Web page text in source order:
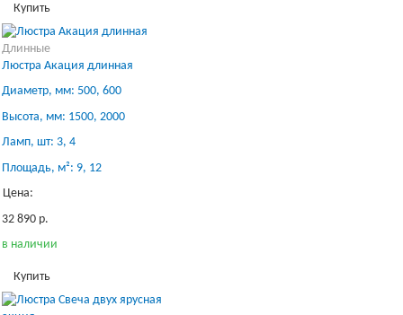
Купить
Длинные
Люстра Акация длинная
Диаметр, мм: 500, 600
Высота, мм: 1500, 2000
Ламп, шт: 3, 4
Площадь, м²: 9, 12
Цена:
32 890 р.
в наличии
Купить